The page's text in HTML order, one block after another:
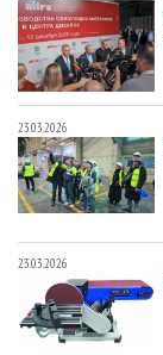
23.03.2026
23.03.2026